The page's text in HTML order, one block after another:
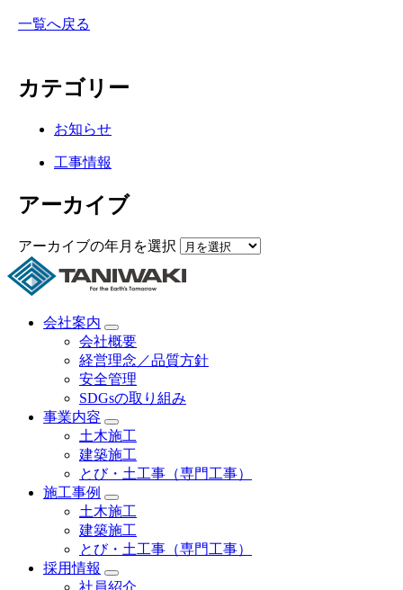
一覧へ戻る
カテゴリー
お知らせ
工事情報
アーカイブ
アーカイブの年月を選択
会社案内
会社概要
経営理念／品質方針
安全管理
SDGsの取り組み
事業内容
土木施工
建築施工
とび・土工事（専門工事）
施工事例
土木施工
建築施工
とび・土工事（専門工事）
採用情報
社員紹介